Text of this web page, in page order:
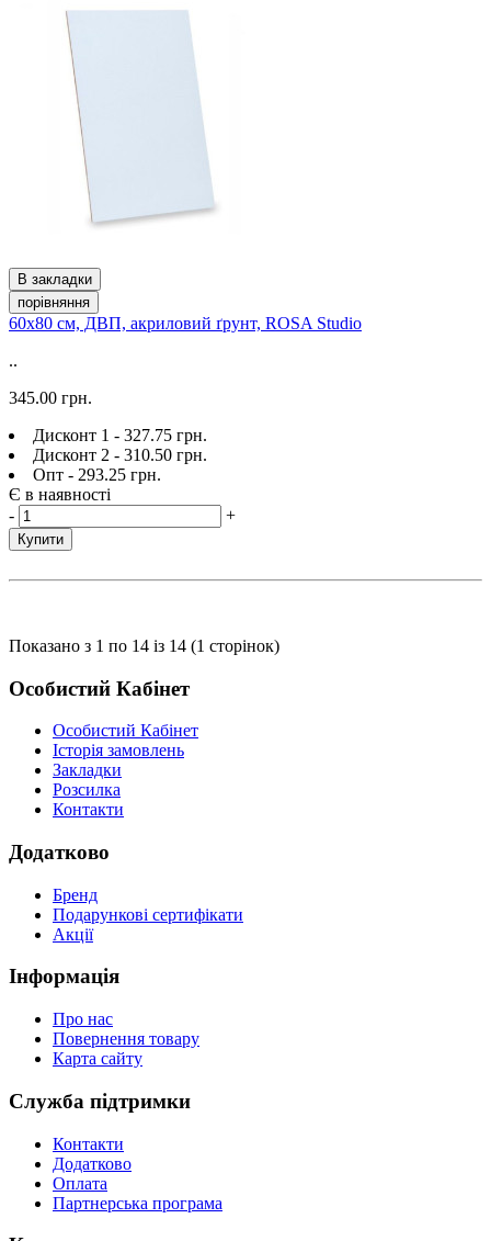
В закладки
порівняння
60х80 см, ДВП, акриловий ґрунт, ROSA Studio
..
345.00 грн.
Дисконт 1 - 327.75 грн.
Дисконт 2 - 310.50 грн.
Опт - 293.25 грн.
Є в наявності
-
+
Купити
Показано з 1 по 14 із 14 (1 сторінок)
Особистий Кабінет
Особистий Кабінет
Історія замовлень
Закладки
Розсилка
Контакти
Додатково
Бренд
Подарункові сертифікати
Акції
Інформація
Про нас
Повернення товару
Карта сайту
Служба підтримки
Контакти
Додатково
Оплата
Партнерська програма